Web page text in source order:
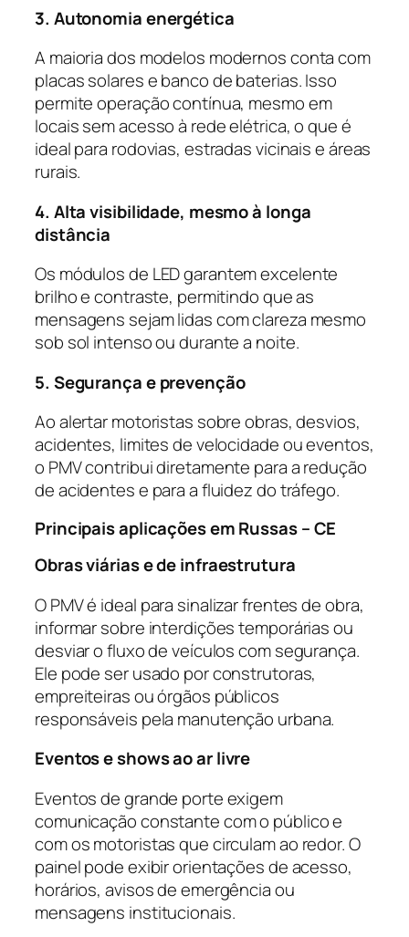
3. Autonomia energética
A maioria dos modelos modernos conta com
placas solares e banco de baterias. Isso
permite operação contínua, mesmo em
locais sem acesso à rede elétrica, o que é
ideal para rodovias, estradas vicinais e áreas
rurais.
4. Alta visibilidade, mesmo à longa
distância
Os módulos de LED garantem excelente
brilho e contraste, permitindo que as
mensagens sejam lidas com clareza mesmo
sob sol intenso ou durante a noite.
5. Segurança e prevenção
Ao alertar motoristas sobre obras, desvios,
acidentes, limites de velocidade ou eventos,
o PMV contribui diretamente para a redução
de acidentes e para a fluidez do tráfego.
Principais aplicações em Russas – CE
Obras viárias e de infraestrutura
O PMV é ideal para sinalizar frentes de obra,
informar sobre interdições temporárias ou
desviar o fluxo de veículos com segurança.
Ele pode ser usado por construtoras,
empreiteiras ou órgãos públicos
responsáveis pela manutenção urbana.
Eventos e shows ao ar livre
Eventos de grande porte exigem
comunicação constante com o público e
com os motoristas que circulam ao redor. O
painel pode exibir orientações de acesso,
horários, avisos de emergência ou
mensagens institucionais.